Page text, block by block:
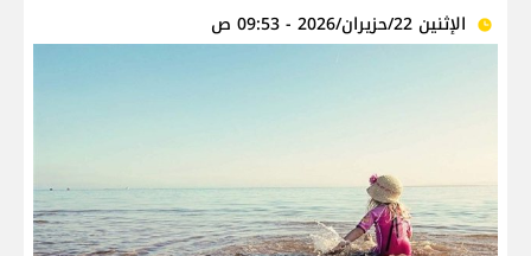
الإثنين 22/حزيران/2026 - 09:53 ص